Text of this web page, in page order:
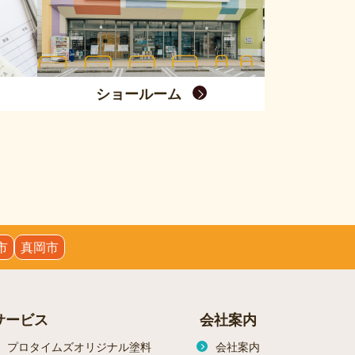
ショールーム
真岡市
ービス
プロタイムズオリジナル塗料
会社案内
会社案内